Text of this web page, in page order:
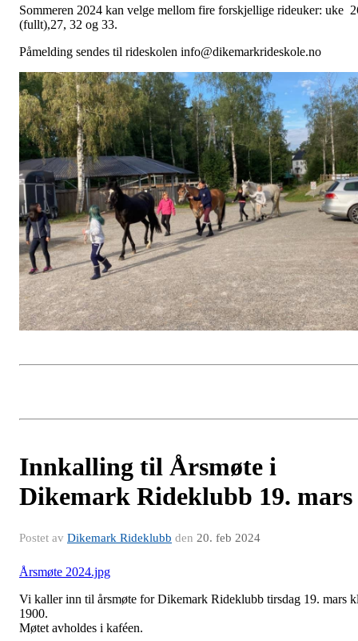
Sommeren 2024 kan velge mellom fire forskjellige rideuker: uke
(fullt),27, 32 og 33.
Påmelding sendes til rideskolen info@dikemarkrideskole.no
Innkalling til Årsmøte i
Dikemark Rideklubb 19. mars
Postet av Dikemark Rideklubb den 20. feb 2024
Årsmøte 2024.jpg
Vi kaller inn til årsmøte for Dikemark Rideklubb tirsdag 19. mars
1900.
Møtet avholdes i kaféen.